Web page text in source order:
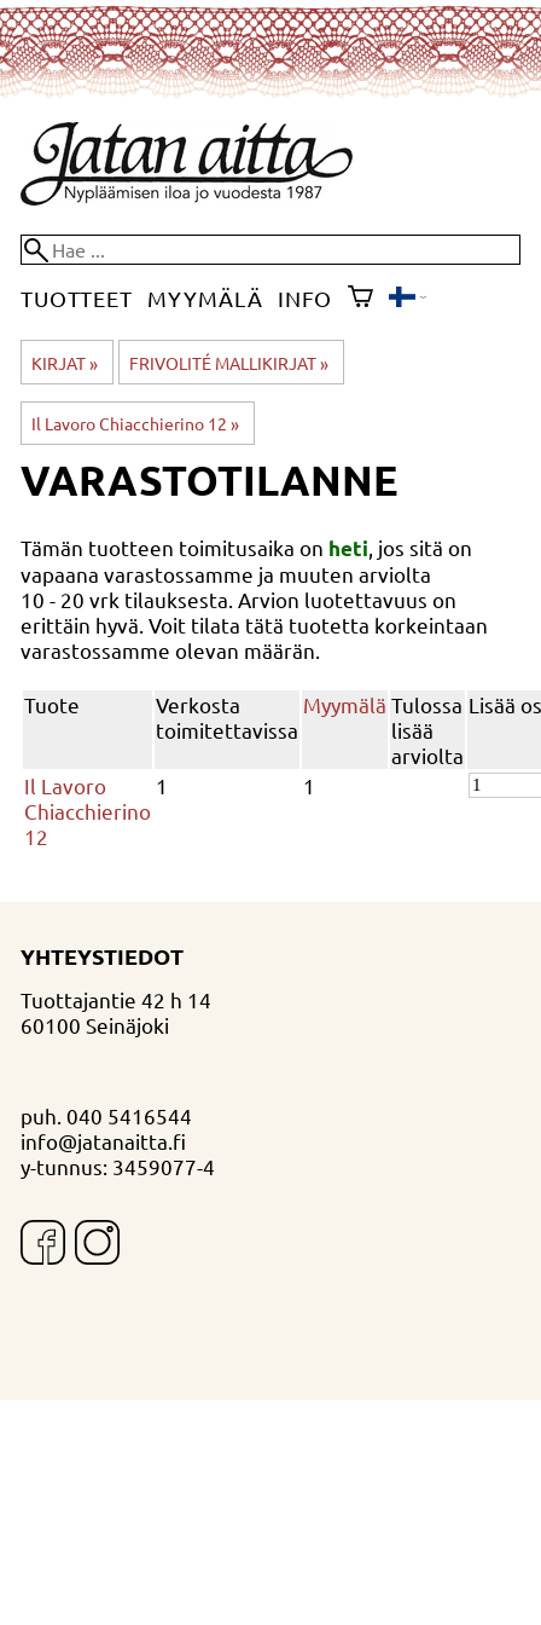
TUOTTEET MYYMÄLÄ INFO
KIRJAT‪» FRIVOLITÉ MALLIKIRJAT‪»
Il Lavoro Chiacchierino 12 ‪»
VARASTOTILANNE
Tämän tuotteen toimitusaika on heti , jos sitä on
vapaana varastossamme ja muuten arviolta
10 - 20 vrk tilauksesta. Arvion luotettavuus on
erittäin hyvä. Voit tilata tätä tuotetta korkeintaan
varastossamme olevan määrän.
Tuote
Verkosta
toimitettavissa
Myymälä Tulossa
lisää
arviolta
Lisää
Il Lavoro
Chiacchierino
12
1 1
YHTEYSTIEDOT
Tuottajantie 42 h 14
60100 Seinäjoki
puh. 040 5416544
info@jatanaitta.fi
y-tunnus: 3459077-4